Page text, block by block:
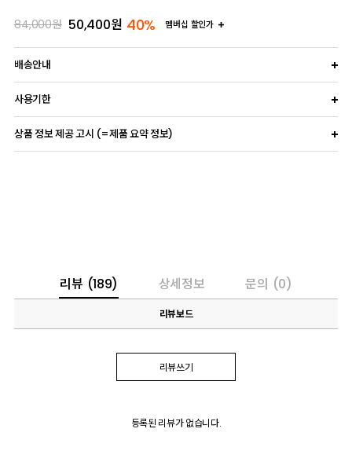
84,000원 50,400원 40% 멤버십 할인가
배송안내
사용기한
상품 정보 제공 고시 (=제품 요약 정보)
리뷰 (189) 상세정보 문의 (0)
리뷰보드
리뷰쓰기
등록된 리뷰가 없습니다.